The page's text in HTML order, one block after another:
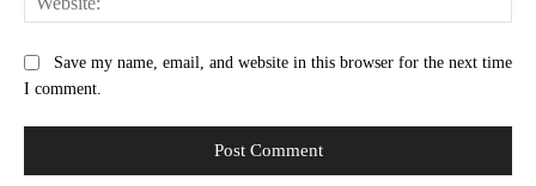
Save my name, email, and website in this browser for the next time
I comment.